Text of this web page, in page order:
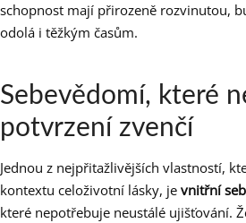
schopnost mají přirozeně rozvinutou,
odolá i těžkým časům.
Sebevědomí, které
potvrzení zvenčí
Jednou z nejpřitažlivějších vlastností,
kontextu celoživotní lásky, je vnitřní
které nepotřebuje neustálé ujišťování.